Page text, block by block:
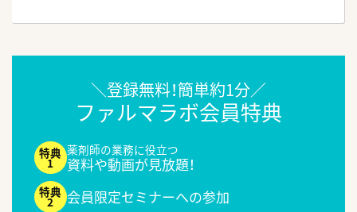
フルエンサーの投稿を通じて学んでみてはいかがでしょう
＼登録無料！簡単約1分／
ファルマラボ会員特典
薬剤師の業務に役立つ
資料や動画が見放題！
会員限定セミナーへの参加